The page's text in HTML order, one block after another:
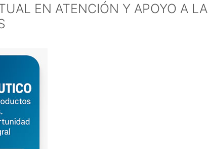
EN ATENCIÓN Y APOYO A LA